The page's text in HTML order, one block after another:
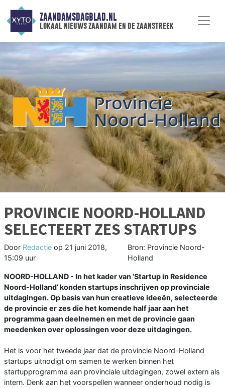
ZAANDAMSDAGBLAD.NL
lokaal nieuws zaandam en de zaanstreek
PROVINCIE NOORD-HOLLAND
SELECTEERT ZES STARTUPS
Door Redactie op 21 juni 2018,
15:09 uur
Bron: Provincie Noord-
Holland
NOORD-HOLLAND - In het kader van ‘Startup in Residence
Noord-Holland’ konden startups inschrijven op provinciale
uitdagingen. Op basis van hun creatieve ideeën, selecteerde
de provincie er zes die het komende half jaar aan het
programma gaan deelnemen en met de provincie gaan
meedenken over oplossingen voor deze uitdagingen.
Het is voor het tweede jaar dat de provincie Noord-Holland
startups uitnodigt om samen te werken binnen het
startupprogramma aan provinciale uitdagingen, zowel extern als
intern. Denk aan het voorspellen wanneer onderhoud nodig is